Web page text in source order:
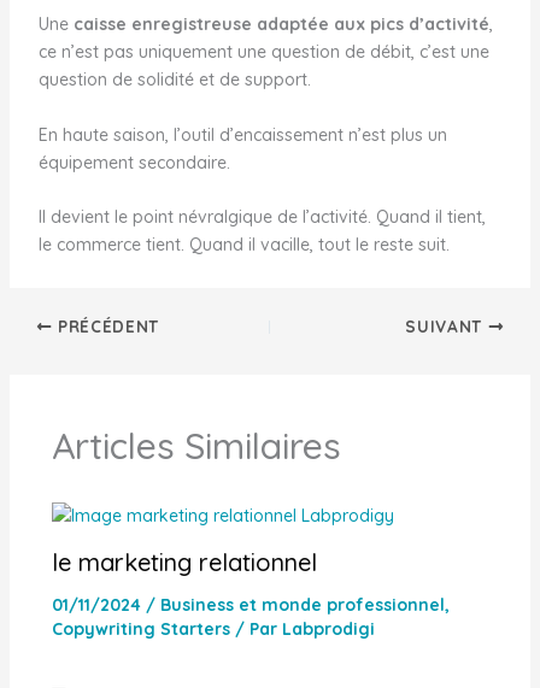
Une caisse enregistreuse adaptée aux pics d’activité,
ce n’est pas uniquement une question de débit, c’est une
question de solidité et de support.
En haute saison, l’outil d’encaissement n’est plus un
équipement secondaire.
Il devient le point névralgique de l’activité. Quand il tient,
le commerce tient. Quand il vacille, tout le reste suit.
PRÉCÉDENT SUIVANT
Articles Similaires
le marketing relationnel
01/11/2024 / Business et monde professionnel,
Copywriting Starters/ Par Labprodigi